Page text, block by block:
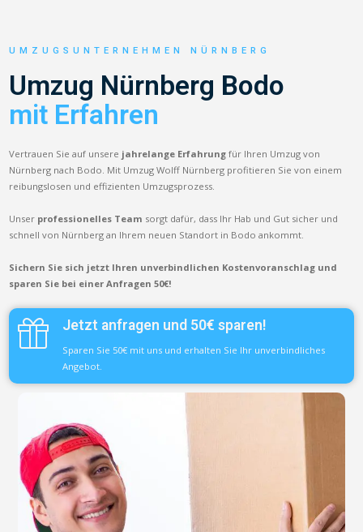
UMZUGSUNTERNEHMEN NÜRNBERG
Umzug Nürnberg Bodo
mit Erfahren
Vertrauen Sie auf unsere jahrelange Erfahrung für Ihren Umzug von
Nürnberg nach Bodo. Mit Umzug Wolff Nürnberg profitieren Sie von einem
reibungslosen und effizienten Umzugsprozess.
Unser professionelles Team sorgt dafür, dass Ihr Hab und Gut sicher und
schnell von Nürnberg an Ihrem neuen Standort in Bodo ankommt.
Sichern Sie sich jetzt Ihren unverbindlichen Kostenvoranschlag und
sparen Sie bei einer Anfragen 50€!
Jetzt anfragen und 50€ sparen!
Sparen Sie 50€ mit uns und erhalten Sie Ihr unverbindliches
Angebot.